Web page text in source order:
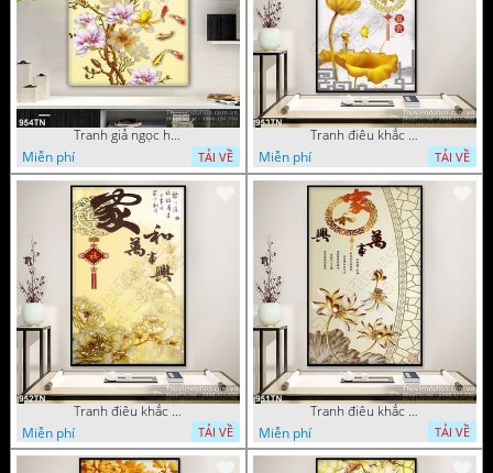
Tranh giả ngọc hoa mẫu trang trí
Miễn phí
TẢI VỀ
Tranh điêu khắc hoa mẫu đơn trang trí
Miễn phí
TẢI VỀ
Tranh điêu khắc gỗ hoa mẫu đơn trang trí
Miễn phí
TẢI VỀ
Tranh điêu khắc hoa sen thư pháp
Miễn phí
TẢI VỀ